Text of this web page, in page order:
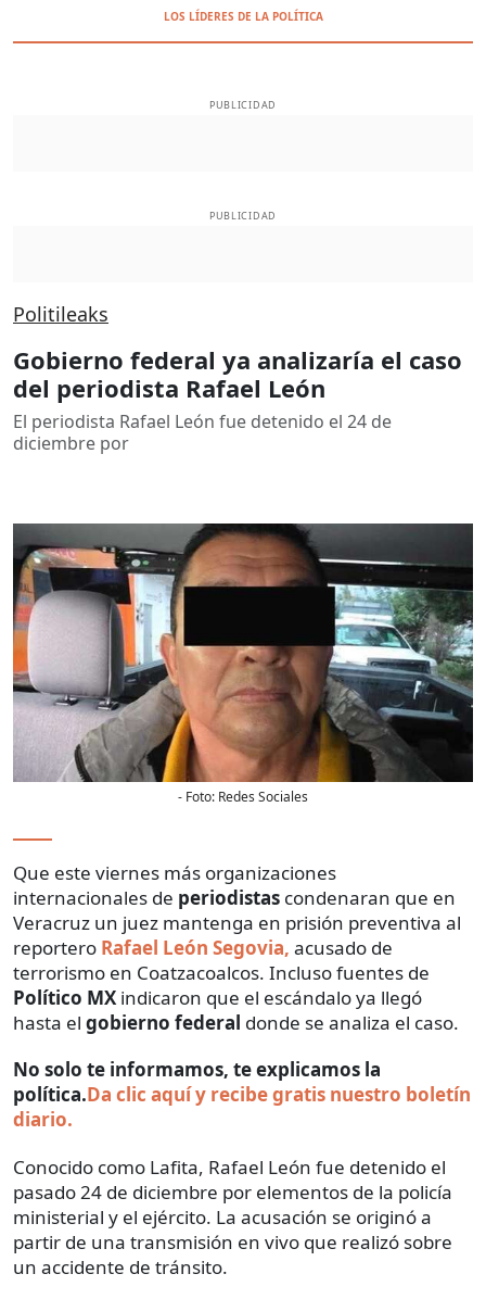
LOS LÍDERES DE LA POLÍTICA
PUBLICIDAD
PUBLICIDAD
Politileaks
Gobierno federal ya analizaría el caso
del periodista Rafael León
El periodista Rafael León fue detenido el 24 de
diciembre por
- Foto: Redes Sociales
Que este viernes más organizaciones
internacionales de periodistas condenaran que en
Veracruz un juez mantenga en prisión preventiva al
reportero Rafael León Segovia, acusado de
terrorismo en Coatzacoalcos. Incluso fuentes de
Político MX indicaron que el escándalo ya llegó
hasta el gobierno federal donde se analiza el caso.
No solo te informamos, te explicamos la
política.Da clic aquí y recibe gratis nuestro boletín
diario.
Conocido como Lafita, Rafael León fue detenido el
pasado 24 de diciembre por elementos de la policía
ministerial y el ejército. La acusación se originó a
partir de una transmisión en vivo que realizó sobre
un accidente de tránsito.